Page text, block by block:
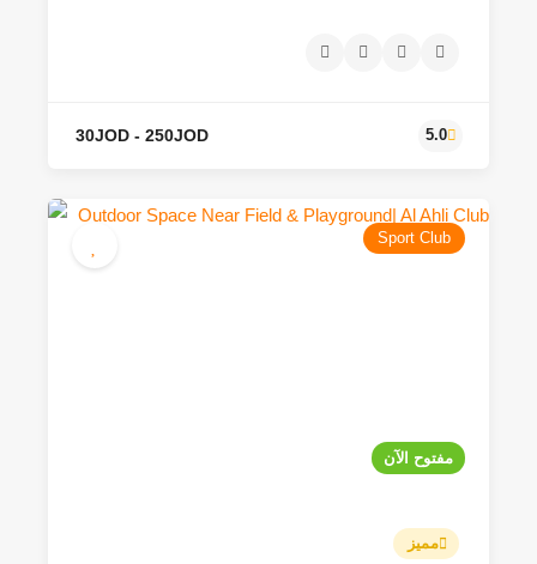
30JOD - 300JOD
مفتوح الآن
Sport Club
مميز